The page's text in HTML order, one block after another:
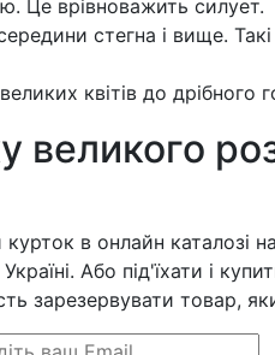
Це врівноважить силует.
стегна і вище. Такі
квітів до
великого
в онлайн каталозі
Або під'їхати і
зарезервувати товар,